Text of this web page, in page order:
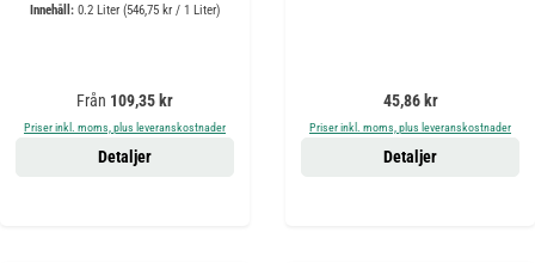
Innehåll: 0.2 Liter (546,75 kr / 1 Liter)
Ordinarie pris:
Från 109,35 kr
Priser inkl. moms, plus leveranskostnader
Detaljer
Ordinarie pris:
45,86 kr
Priser inkl. moms, plus leveranskostnader
Detaljer